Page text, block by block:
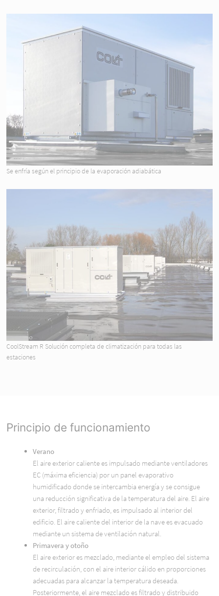
Se enfría según el principio de la evaporación adiabática
CoolStream R Solución completa de climatización para todas las
estaciones
Principio de funcionamiento
Verano
El aire exterior caliente es impulsado mediante ventiladores
EC (máxima eficiencia) por un panel evaporativo
humidificado donde se intercambia energía y se consigue
una reducción significativa de la temperatura del aire. El aire
exterior, filtrado y enfriado, es impulsado al interior del
edificio. El aire caliente del interior de la nave es evacuado
mediante un sistema de ventilación natural.
Primavera y otoño
El aire exterior es mezclado, mediante el empleo del sistema
de recirculación, con el aire interior cálido en proporciones
adecuadas para alcanzar la temperatura deseada.
Posteriormente, el aire mezclado es filtrado y distribuido